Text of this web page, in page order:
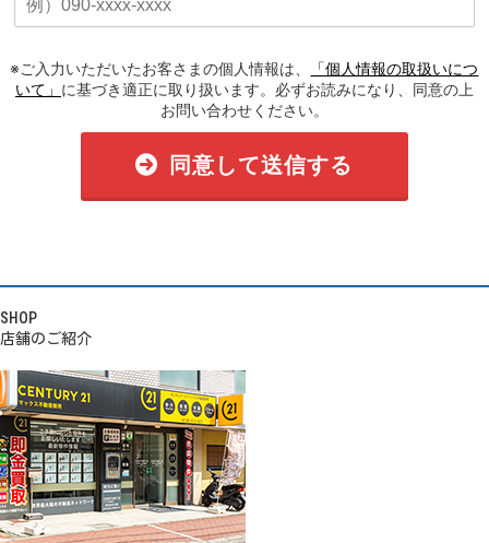
※ご入力いただいたお客さまの個人情報は、
「個人情報の取扱いにつ
いて」 に基づき適正に取り扱います。必ずお読みになり、同意の上
お問い合わせください。
同意して送信する
SHOP
店舗のご紹介